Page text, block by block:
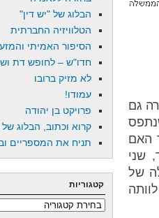
גם
האם
שני
של
הבלוג של "יש דין"
הטלוויזיה החברתית
הסיפור האמיתי
חדו"ש – לחופש דת
לא מזיק ברובו
עמודו!
פרויקט בן יהודה
קרוא וכתוב, הבלוג
תניח את המספריים
קטגוריות
קטגוריות